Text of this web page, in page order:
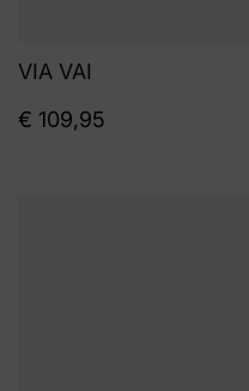
VIA VAI
€ 109,95